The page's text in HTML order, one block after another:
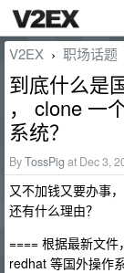
V2EX › 职场话题
到底什么是
， clone 一
系统？
ByTossPig at Dec 3,
又不加钱又要办事
还有什么理由？
==== 根据最新文件
redhat 等国外操作